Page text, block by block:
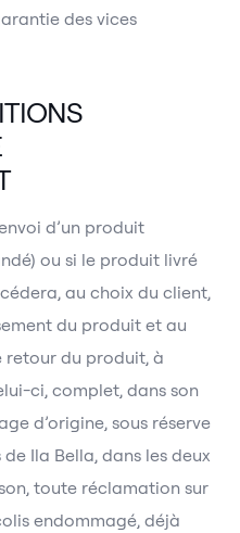
des vices
d’un produit
ou si le produit livré
au choix du client,
du produit et au
retour du produit, à
ci, complet, dans son
d’origine, sous réserve
Ila Bella, dans les deux
toute réclamation sur
endommagé, déjà